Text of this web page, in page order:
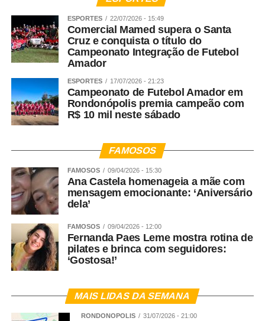
ESPORTES 22/07/2026 - 15:49
Comercial Mamed supera o Santa
Cruz e conquista o título do
Campeonato Integração de Futebol
Amador
ESPORTES 17/07/2026 - 21:23
Campeonato de Futebol Amador em
Rondonópolis premia campeão com
R$ 10 mil neste sábado
FAMOSOS
FAMOSOS 09/04/2026 - 15:30
Ana Castela homenageia a mãe com
mensagem emocionante: ‘Aniversário
dela’
FAMOSOS 09/04/2026 - 12:00
Fernanda Paes Leme mostra rotina de
pilates e brinca com seguidores:
‘Gostosa!’
MAIS LIDAS DA SEMANA
RONDONÓPOLIS 31/07/2026 - 21:00